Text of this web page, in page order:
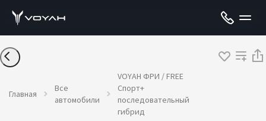
Главная
Все
автомобили
VOYAH ФРИ / FREE
Спорт+
последовательный
гибрид